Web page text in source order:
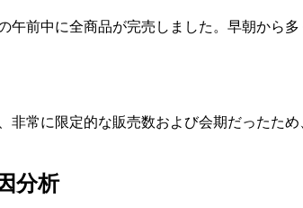
前中に全商品が完売しました。早朝から
常に限定的な販売数および会期だったた
分析